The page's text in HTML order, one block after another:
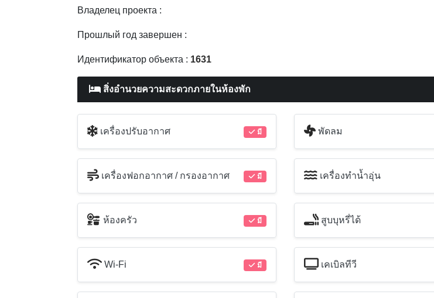
Владелец проекта :
Прошлый год завершен :
Идентификатор объекта : 1631
สิ่งอำนวยความสะดวกภายในห้องพัก
เครื่องปรับอากาศ มี พัดลม
เครื่องฟอกอากาศ / กรองอากาศ มี เครื่องทำน้ำอุ่น
ห้องครัว มี สูบบุหรี่ได้
Wi-Fi มี เคเบิลทีวี